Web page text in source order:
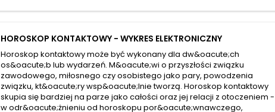
HOROSKOP KONTAKTOWY - WYKRES ELEKTRONICZNY
Horoskop kontaktowy może być wykonany dla dw&oacute;ch
os&oacute;b lub wydarzeń. M&oacute;wi o przyszłości związku
zawodowego, miłosnego czy osobistego jako pary, powodzenia
związku, kt&oacute;ry wsp&oacute;lnie tworzą. Horoskop kontaktowy
skupia się bardziej na parze jako całości oraz jej relacji z otoczeniem -
w odr&oacute;żnieniu od horoskopu por&oacute;wnawczego,